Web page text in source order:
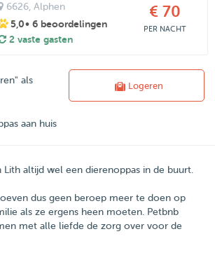
6626, Alphen
5,0• 6 beoordelingen
2 vaste gasten
€ 70
PER NACHT
als
Logeren
aan huis
Lith altijd wel een dierenoppas in de buurt.
dus geen beroep meer te doen op
als ze ergens heen moeten. Petbnb
met alle liefde de zorg over voor de